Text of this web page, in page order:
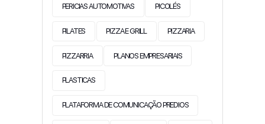
PERICIAS AUTOMOTIVAS PICOLÉS
PILATES PIZZA E GRILL PIZZARIA
PIZZARRIA PLANOS EMPRESARIAIS
PLASTICAS
PLATAFORMA DE COMUNICAÇÃO PREDIOS